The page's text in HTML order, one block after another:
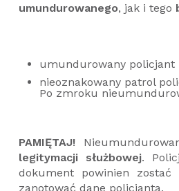
umundurowanego, jak i tego
umundurowany policjant
nieoznakowany patrol
Po zmroku
PAMIĘTAJ!
legitymacji służbowej.
dokument powinien zostać
zanotować dane policjanta.